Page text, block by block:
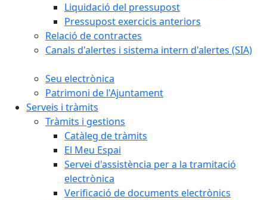
Liquidació del pressupost
Pressupost exercicis anteriors
Relació de contractes
Canals d'alertes i sistema intern d'alertes (SIA)
Seu electrònica
Patrimoni de l'Ajuntament
Serveis i tràmits
Tràmits i gestions
Catàleg de tràmits
El Meu Espai
Servei d'assistència per a la tramitació
electrònica
Verificació de documents electrònics